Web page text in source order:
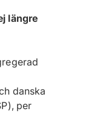
längre
danska
per